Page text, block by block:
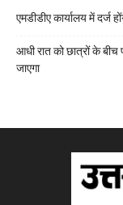
एमडीडीए कार्यालय में दर्ज
आधी रात को छात्रों के
जाएगा